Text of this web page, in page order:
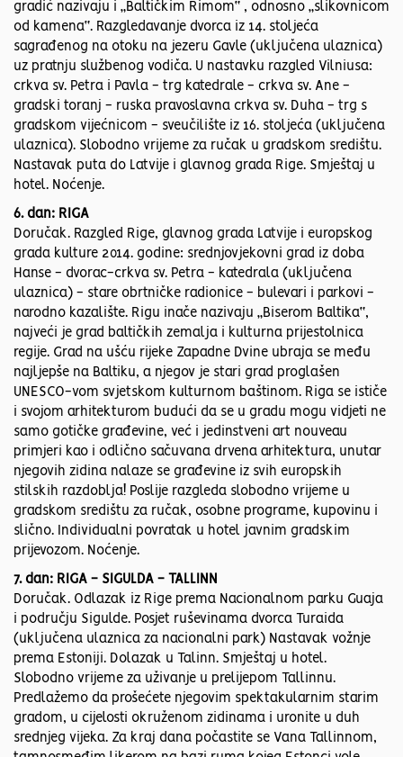
gradić nazivaju i „Baltičkim Rimom“ , odnosno „slikovnicom
od kamena“. Razgledavanje dvorca iz 14. stoljeća
sagrađenog na otoku na jezeru Gavle (uključena ulaznica)
uz pratnju službenog vodiča. U nastavku razgled Vilniusa:
crkva sv. Petra i Pavla - trg katedrale - crkva sv. Ane -
gradski toranj - ruska pravoslavna crkva sv. Duha - trg s
gradskom vijećnicom - sveučilište iz 16. stoljeća (uključena
ulaznica). Slobodno vrijeme za ručak u gradskom središtu.
Nastavak puta do Latvije i glavnog grada Rige. Smještaj u
hotel. Noćenje.
6. dan: RIGA
Doručak. Razgled Rige, glavnog grada Latvije i europskog
grada kulture 2014. godine: srednjovjekovni grad iz doba
Hanse - dvorac-crkva sv. Petra - katedrala (uključena
ulaznica) - stare obrtničke radionice - bulevari i parkovi -
narodno kazalište. Rigu inače nazivaju „Biserom Baltika“,
najveći je grad baltičkih zemalja i kulturna prijestolnica
regije. Grad na ušću rijeke Zapadne Dvine ubraja se među
najljepše na Baltiku, a njegov je stari grad proglašen
UNESCO-vom svjetskom kulturnom baštinom. Riga se ističe
i svojom arhitekturom budući da se u gradu mogu vidjeti ne
samo gotičke građevine, već i jedinstveni art nouveau
primjeri kao i odlično sačuvana drvena arhitektura, unutar
njegovih zidina nalaze se građevine iz svih europskih
stilskih razdoblja! Poslije razgleda slobodno vrijeme u
gradskom središtu za ručak, osobne programe, kupovinu i
slično. Individualni povratak u hotel javnim gradskim
prijevozom. Noćenje.
7. dan: RIGA - SIGULDA - TALLINN
Doručak. Odlazak iz Rige prema Nacionalnom parku Guaja
i području Sigulde. Posjet ruševinama dvorca Turaida
(uključena ulaznica za nacionalni park) Nastavak vožnje
prema Estoniji. Dolazak u Talinn. Smještaj u hotel.
Slobodno vrijeme za uživanje u prelijepom Tallinnu.
Predlažemo da prošećete njegovim spektakularnim starim
gradom, u cijelosti okruženom zidinama i uronite u duh
srednjeg vijeka. Za kraj dana počastite se Vana Tallinnom,